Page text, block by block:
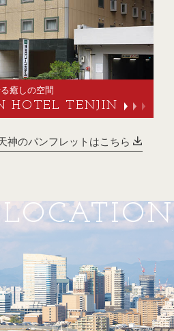
癒しの空間
HOTEL TENJIN
神のパンフレットはこちら
LOCATION